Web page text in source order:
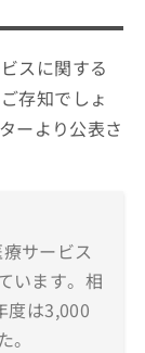
スに関する
存知でしょ
ーより公表さ
サービス
います。相
度は3,000